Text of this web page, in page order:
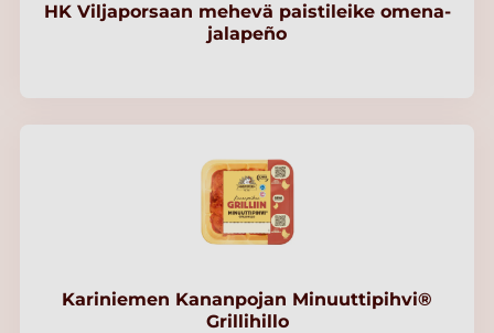
HK Viljaporsaan mehevä paistileike omena-
jalapeño
Kariniemen Kananpojan Minuuttipihvi®
Grillihillo